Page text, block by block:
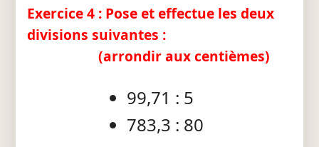
Exercice 4 : Pose et effectue les deux
divisions suivantes :
(arrondir aux centièmes)
99,71 : 5
783,3 : 80